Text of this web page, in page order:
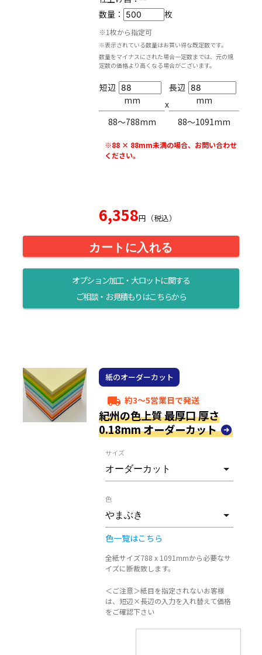
数量：
枚
※1枚から指定可
※表示されている数量はお買い得な既定数です。
数量をマイナスにされた場合一定数までは、元の規
定数の価格より高くなる場合がございます。
短辺
mm
88〜788mm
x
長辺
mm
88〜1091mm
※88 × 88mm未満の場合、お問い合わせ
ください。
6,358円（税込）
カートに入れる
オプション加工・大ロットに関する
ご相談・お見積もりはこちらから
紙のオーダーカット
local_shipping 約3～5営業日で発送
紀州の色上質 最厚口 厚さ
0.18mm オーダーカット
サイズ
色
色一覧はこちら
全紙サイズ788 x 1091mmから必要なサ
イズに断裁致します。
＜ご注意＞紙目を指定されないお客様
は、短辺×長辺の入力を入れ替えて価格
をご確認下さい